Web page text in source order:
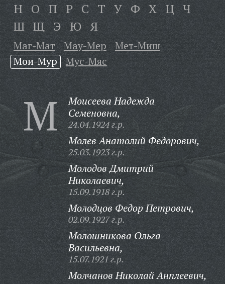
Н О П Р С Т У Ф Х Ц Ч
Ш Щ Э Ю Я
Маг-Мат Мау-Мер
Мет-Миш
Мои-Мур
Мус-Мяс
М
Моисеева Надежда
Семеновна,
24.04.1924 г.р.
Молев Анатолий Федорович,
25.03.1923 г.р.
Молодов Дмитрий
Николаевич,
15.09.1918 г.р.
Молодцов Федор Петрович,
02.09.1927 г.р.
Молошникова Ольга
Васильевна,
15.07.1921 г.р.
Молчанов Николай Анплеевич,